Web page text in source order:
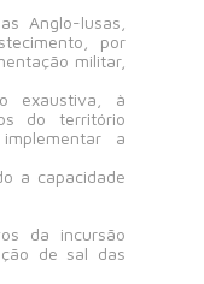
Anglo-lusas,
por
militar,
exaustiva, à
do território
a
a capacidade
da incursão
de sal das